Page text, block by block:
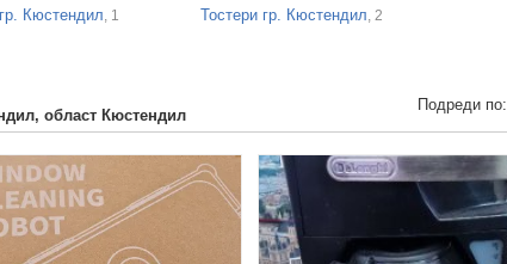
Кюстендил, 1 Тостери гр. Кюстендил, 2
област Кюстендил
Подреди по: